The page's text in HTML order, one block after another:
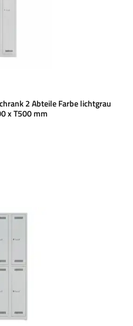
2 Abteile Farbe lichtgrau
x T500 mm